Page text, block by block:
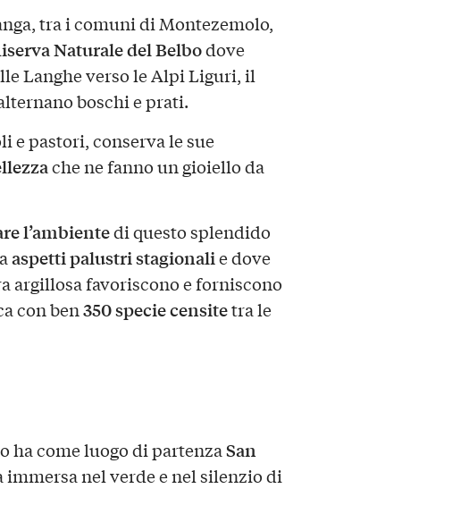
tra i comuni di Montezemolo,
Naturale del Belbodove
Langhe verso le Alpi Liguri, il
boschi e prati.
e pastori, conserva le sue
che ne fanno un gioiello da
l’ambientedi questo splendido
aspetti palustri stagionalie dove
argillosa favoriscono e forniscono
con ben350 specie censitetra le
ha come luogo di partenzaSan
immersa nel verde e nel silenzio di